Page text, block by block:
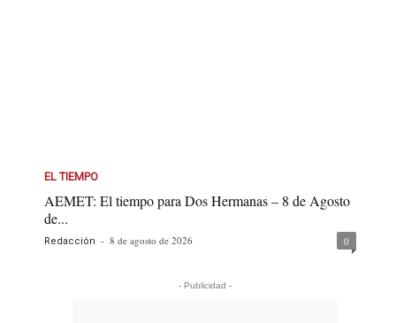
EL TIEMPO
AEMET: El tiempo para Dos Hermanas – 8 de Agosto
de...
Redacción - 8 de agosto de 2026 0
- Publicidad -